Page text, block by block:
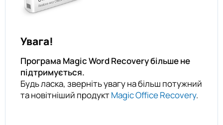
Увага!
Програма Magic Word Recovery більше не
підтримується.
Будь ласка, зверніть увагу на більш потужний
та новітніший продуктMagic Office Recovery.